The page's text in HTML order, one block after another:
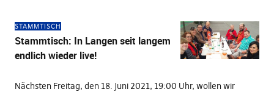
STAMMTISCH
Stammtisch: In Langen seit langem
endlich wieder live!
Nächsten Freitag, den 18. Juni 2021, 19:00 Uhr, wollen wir